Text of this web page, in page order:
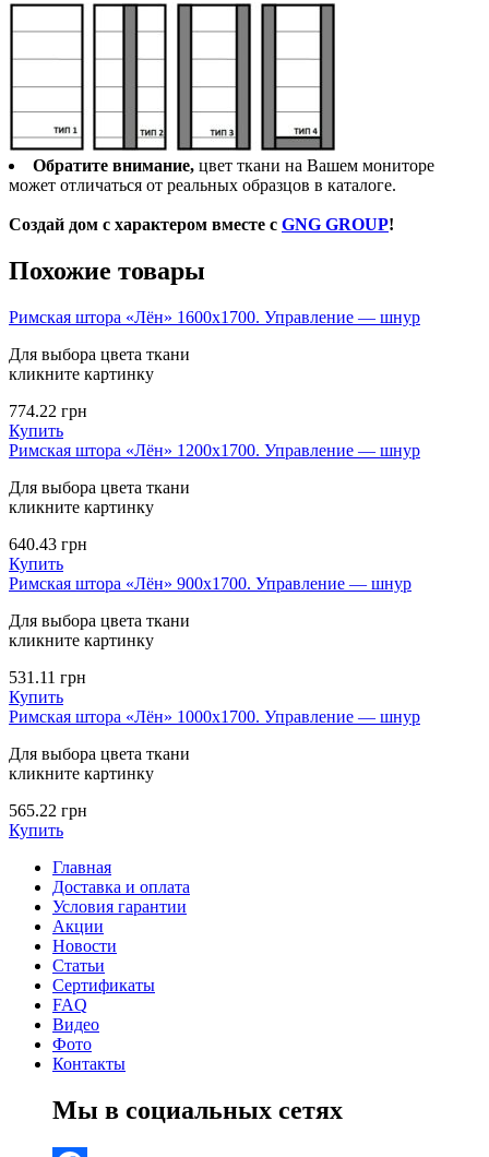
Обратите внимание, цвет ткани на Вашем мониторе
может отличаться от реальных образцов в каталоге.
Создай дом с характером вместе с GNG GROUP!
Похожие товары
Римская штора «Лён» 1600х1700. Управление — шнур
Для выбора цвета ткани
кликните картинку
774.22 грн
Купить
Римская штора «Лён» 1200х1700. Управление — шнур
Для выбора цвета ткани
кликните картинку
640.43 грн
Купить
Римская штора «Лён» 900х1700. Управление — шнур
Для выбора цвета ткани
кликните картинку
531.11 грн
Купить
Римская штора «Лён» 1000х1700. Управление — шнур
Для выбора цвета ткани
кликните картинку
565.22 грн
Купить
Главная
Доставка и оплата
Условия гарантии
Акции
Новости
Статьи
Сертификаты
FAQ
Видео
Фото
Контакты
Мы в социальных сетях